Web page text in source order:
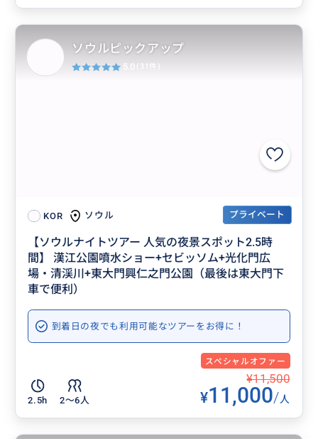
KOR ソウル プライベート
【ソウルナイトツアー 人気の夜景スポット2.5時
間】 漢江公園噴水ショー+セビッソム+光化門広
場・清渓川+東大門興仁之門公園（最後は東大門下
車で便利）
到着日の夜でも利用可能なツアーをお得に！
スペシャルオファー
2.5h 2〜6人
¥11,500
¥11,000/人
ソウルピックアップ
5.0 (31件)